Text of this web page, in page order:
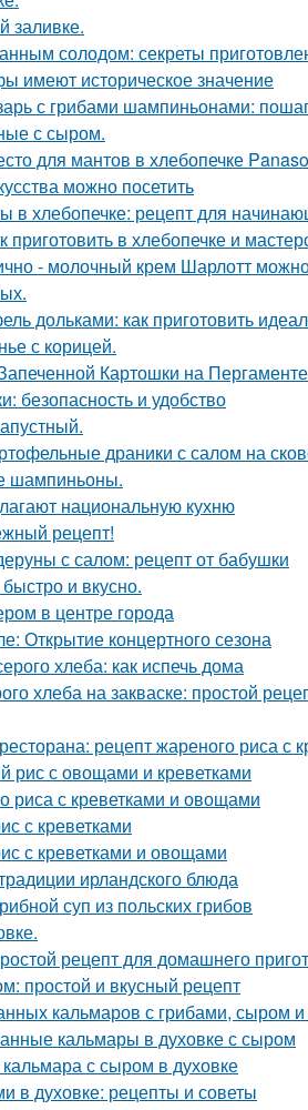
заливке.
солодом: секреты
имеют историческое значение
с грибами шампиньонами:
с сыром.
для мантов в хлебопечке
можно посетить
хлебопечке: рецепт для
приготовить в хлебопечке и
- молочный крем Шарлотт можно
дольками: как приготовить
с корицей.
Картошки на Пергаменте
безопасность и удобство
драники с салом на
шампиньоны.
национальную кухню
рецепт!
с салом: рецепт от бабушки
и вкусно.
в центре города
Открытие концертного сезона
хлеба: как испечь дома
хлеба на закваске: простой
рецепт жареного риса с
рис с овощами и креветками
риса с креветками и овощами
с креветками
с креветками и овощами
ирландского блюда
суп из польских грибов
рецепт для домашнего
простой и вкусный рецепт
кальмаров с грибами, сыром
кальмары в духовке с сыром
с сыром в духовке
в духовке: рецепты и советы